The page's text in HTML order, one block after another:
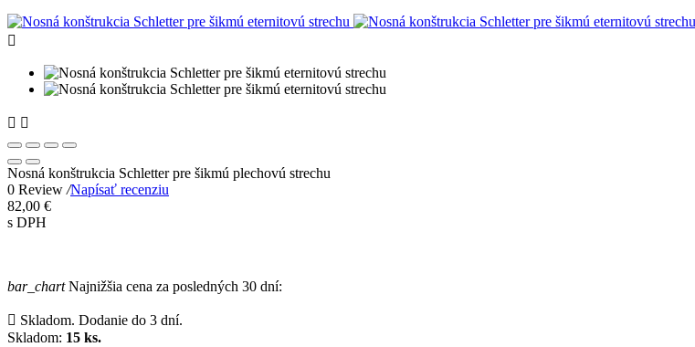

 
Nosná konštrukcia Schletter pre šikmú plechovú strechu
0 Review /Napísať recenziu
82,00 €
s DPH
bar_chartNajnižšia cena za posledných 30 dní:
 Skladom. Dodanie do 3 dní.
Skladom: 15 ks.